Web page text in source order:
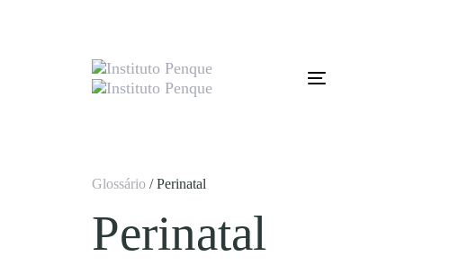
navigation
Toggle
Glossário / Perinatal
Perinatal